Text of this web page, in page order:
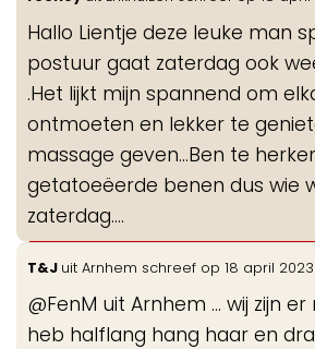
Hallo Lientje deze leuke man
postuur gaat zaterdag ook
.Het lijkt mijn spannend om
ontmoeten en lekker te
massage geven...Ben te
getatoeëerde benen dus wie
zaterdag....
T&J uit Arnhem schreef op 18 april 2023
@FenM uit Arnhem … wij zijn er
heb halflang hang haar en